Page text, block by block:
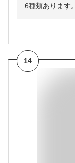
6種類あります。
14